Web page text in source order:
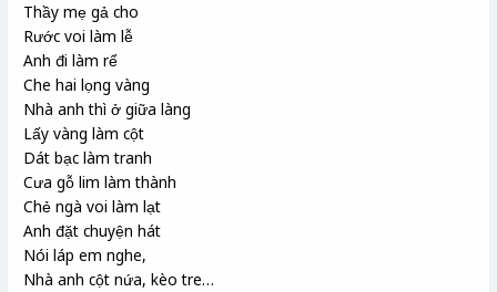
Thầy mẹ gả cho
Rước voi làm lễ
Anh đi làm rể
Che hai lọng vàng
Nhà anh thì ở giữa làng
Lấy vàng làm cột
Dát bạc làm tranh
Cưa gỗ lim làm thành
Chẻ ngà voi làm lạt
Anh đặt chuyện hát
Nói láp em nghe,
Nhà anh cột nứa, kèo tre…